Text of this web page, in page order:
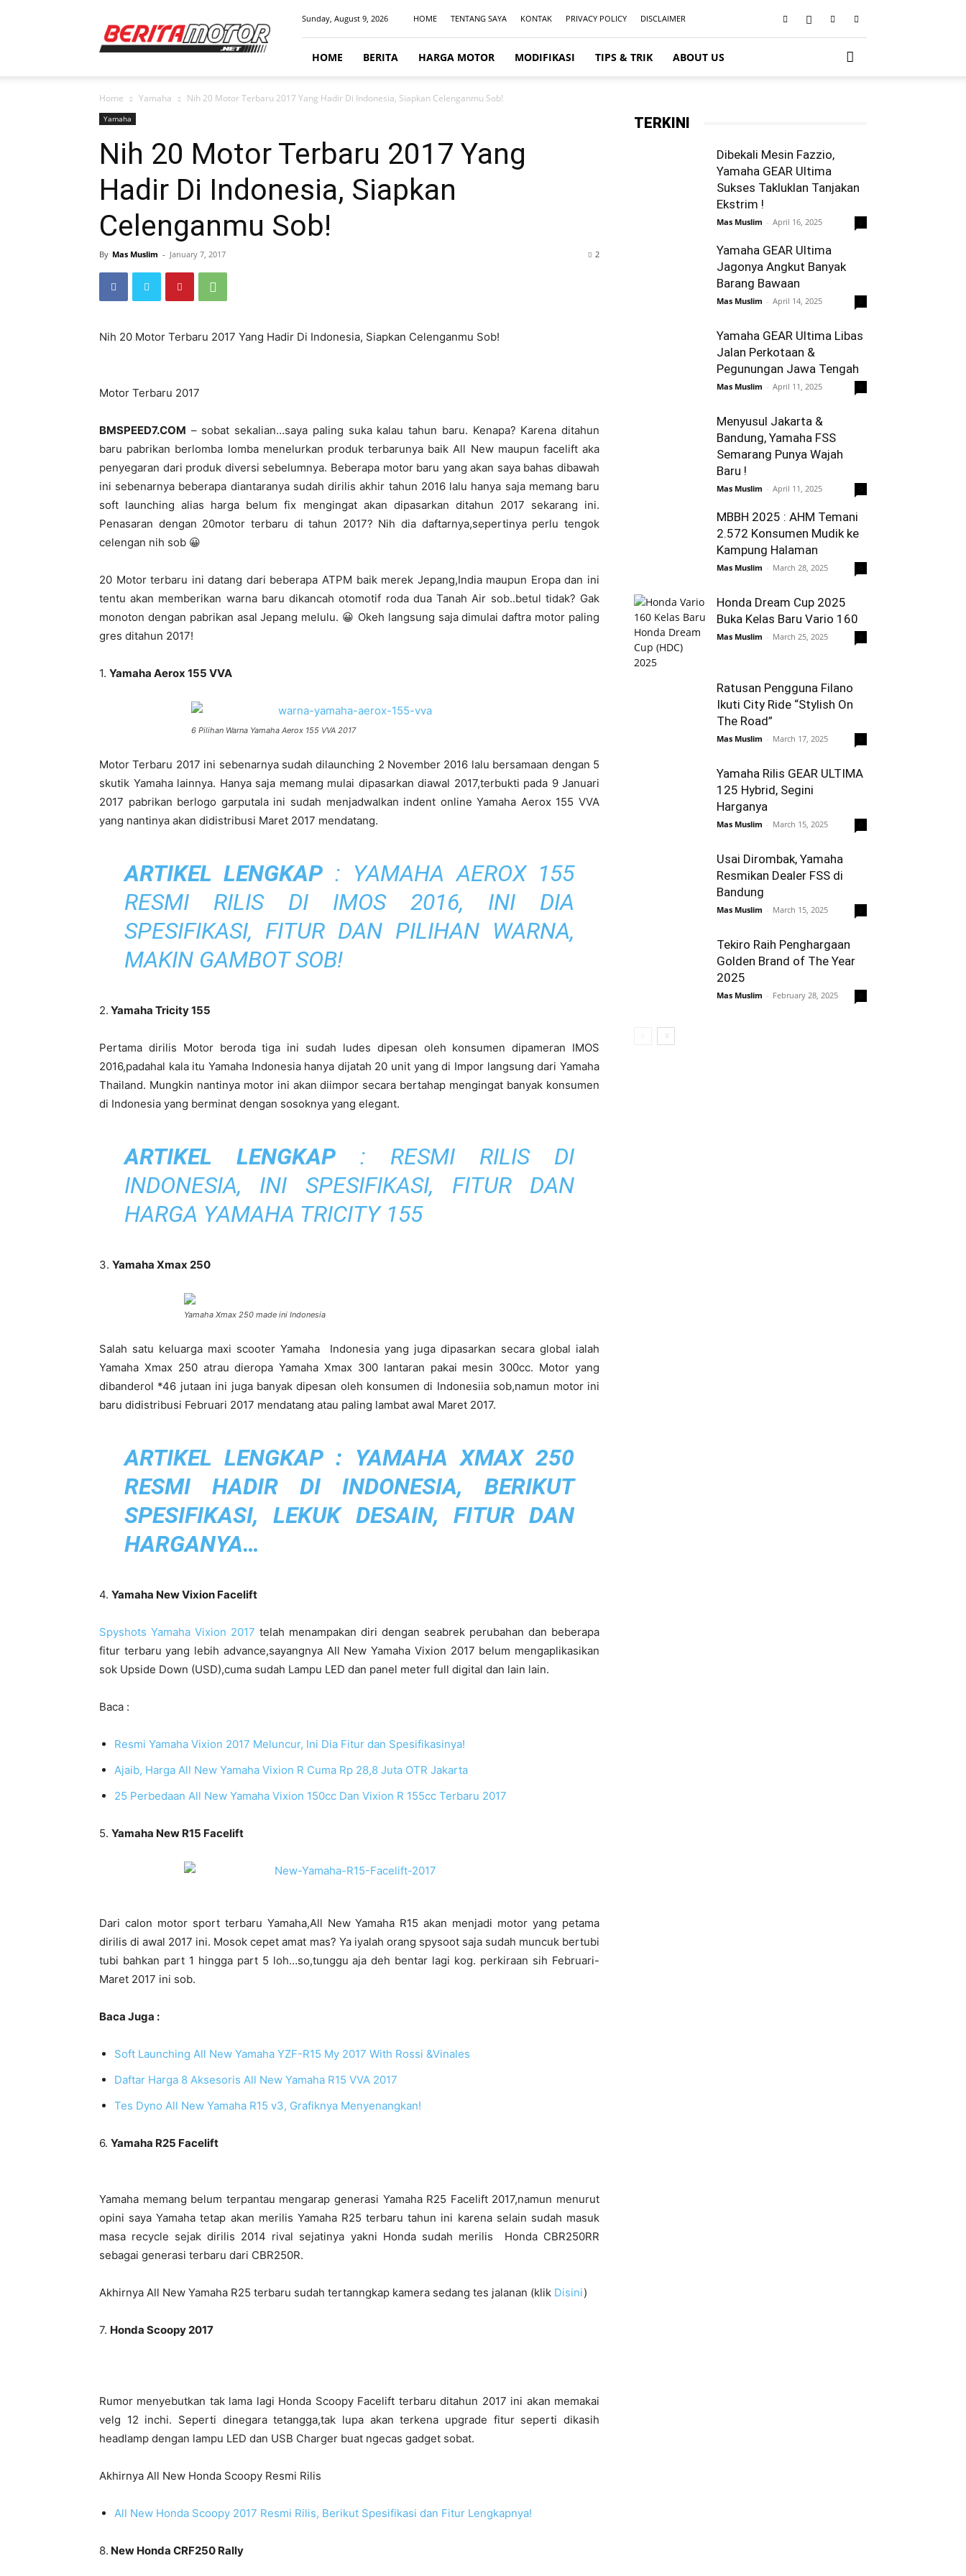
Sunday, August 9, 2026 HOME TENTANG SAYA KONTAK PRIVACY POLICY DISCLAIMER
HOME BERITA HARGA MOTOR MODIFIKASI TIPS & TRIK ABOUT US
Home Yamaha Nih 20 Motor Terbaru 2017 Yang Hadir Di Indonesia, Siapkan Celenganmu Sob!
Yamaha
Nih 20 Motor Terbaru 2017 Yang
Hadir Di Indonesia, Siapkan
Celenganmu Sob!
By Mas Muslim - January 7, 2017 2
Nih 20 Motor Terbaru 2017 Yang Hadir Di Indonesia, Siapkan Celenganmu Sob!
Motor Terbaru 2017
BMSPEED7.COM – sobat sekalian…saya paling suka kalau tahun baru. Kenapa? Karena ditahun
baru pabrikan berlomba lomba menelurkan produk terbarunya baik All New maupun facelift aka
penyegaran dari produk diversi sebelumnya. Beberapa motor baru yang akan saya bahas dibawah
ini sebenarnya beberapa diantaranya sudah dirilis akhir tahun 2016 lalu hanya saja memang baru
soft launching alias harga belum fix mengingat akan dipasarkan ditahun 2017 sekarang ini.
Penasaran dengan 20motor terbaru di tahun 2017? Nih dia daftarnya,sepertinya perlu tengok
celengan nih sob 😀
20 Motor terbaru ini datang dari beberapa ATPM baik merek Jepang,India maupun Eropa dan ini
tentu akan memberikan warna baru dikancah otomotif roda dua Tanah Air sob..betul tidak? Gak
monoton dengan pabrikan asal Jepang melulu. 😀 Okeh langsung saja dimulai daftra motor paling
gres ditahun 2017!
1. Yamaha Aerox 155 VVA
6 Pilihan Warna Yamaha Aerox 155 VVA 2017
Motor Terbaru 2017 ini sebenarnya sudah dilaunching 2 November 2016 lalu bersamaan dengan 5
skutik Yamaha lainnya. Hanya saja memang mulai dipasarkan diawal 2017,terbukti pada 9 Januari
2017 pabrikan berlogo garputala ini sudah menjadwalkan indent online Yamaha Aerox 155 VVA
yang nantinya akan didistribusi Maret 2017 mendatang.
ARTIKEL LENGKAP : YAMAHA AEROX 155
RESMI RILIS DI IMOS 2016, INI DIA
SPESIFIKASI, FITUR DAN PILIHAN WARNA,
MAKIN GAMBOT SOB!
2. Yamaha Tricity 155
Pertama dirilis Motor beroda tiga ini sudah ludes dipesan oleh konsumen dipameran IMOS
2016,padahal kala itu Yamaha Indonesia hanya dijatah 20 unit yang di Impor langsung dari Yamaha
Thailand. Mungkin nantinya motor ini akan diimpor secara bertahap mengingat banyak konsumen
di Indonesia yang berminat dengan sosoknya yang elegant.
ARTIKEL LENGKAP: RESMI RILIS DI
INDONESIA, INI SPESIFIKASI, FITUR DAN
HARGA YAMAHA TRICITY 155
3. Yamaha Xmax 250
Yamaha Xmax 250 made ini Indonesia
Salah satu keluarga maxi scooter Yamaha Indonesia yang juga dipasarkan secara global ialah
Yamaha Xmax 250 atrau dieropa Yamaha Xmax 300 lantaran pakai mesin 300cc. Motor yang
dibanderol *46 jutaan ini juga banyak dipesan oleh konsumen di Indonesiia sob,namun motor ini
baru didistribusi Februari 2017 mendatang atau paling lambat awal Maret 2017.
ARTIKEL LENGKAP : YAMAHA XMAX 250
RESMI HADIR DI INDONESIA, BERIKUT
SPESIFIKASI, LEKUK DESAIN, FITUR DAN
HARGANYA…
4. Yamaha New Vixion Facelift
Spyshots Yamaha Vixion 2017 telah menampakan diri dengan seabrek perubahan dan beberapa
fitur terbaru yang lebih advance,sayangnya All New Yamaha Vixion 2017 belum mengaplikasikan
sok Upside Down (USD),cuma sudah Lampu LED dan panel meter full digital dan lain lain.
Baca :
Resmi Yamaha Vixion 2017 Meluncur, Ini Dia Fitur dan Spesifikasinya!
Ajaib, Harga All New Yamaha Vixion R Cuma Rp 28,8 Juta OTR Jakarta
25 Perbedaan All New Yamaha Vixion 150cc Dan Vixion R 155cc Terbaru 2017
5. Yamaha New R15 Facelift
Dari calon motor sport terbaru Yamaha,All New Yamaha R15 akan menjadi motor yang petama
dirilis di awal 2017 ini. Mosok cepet amat mas? Ya iyalah orang spysoot saja sudah muncuk bertubi
tubi bahkan part 1 hingga part 5 loh…so,tunggu aja deh bentar lagi kog. perkiraan sih Februari-
Maret 2017 ini sob.
Baca Juga :
Soft Launching All New Yamaha YZF-R15 My 2017 With Rossi &Vinales
Daftar Harga 8 Aksesoris All New Yamaha R15 VVA 2017
Tes Dyno All New Yamaha R15 v3, Grafiknya Menyenangkan!
6. Yamaha R25 Facelift
Yamaha memang belum terpantau mengarap generasi Yamaha R25 Facelift 2017,namun menurut
opini saya Yamaha tetap akan merilis Yamaha R25 terbaru tahun ini karena selain sudah masuk
masa recycle sejak dirilis 2014 rival sejatinya yakni Honda sudah merilis Honda CBR250RR
sebagai generasi terbaru dari CBR250R.
Akhirnya All New Yamaha R25 terbaru sudah tertanngkap kamera sedang tes jalanan (klik Disini)
7. Honda Scoopy 2017
Rumor menyebutkan tak lama lagi Honda Scoopy Facelift terbaru ditahun 2017 ini akan memakai
velg 12 inchi. Seperti dinegara tetangga,tak lupa akan terkena upgrade fitur seperti dikasih
headlamp dengan lampu LED dan USB Charger buat ngecas gadget sobat.
Akhirnya All New Honda Scoopy Resmi Rilis
All New Honda Scoopy 2017 Resmi Rilis, Berikut Spesifikasi dan Fitur Lengkapnya!
8. New Honda CRF250 Rally
TERKINI
Dibekali Mesin Fazzio,
Yamaha GEAR Ultima
Sukses Takluklan Tanjakan
Ekstrim !
Mas Muslim - April 16, 2025
Yamaha GEAR Ultima
Jagonya Angkut Banyak
Barang Bawaan
Mas Muslim - April 14, 2025
Yamaha GEAR Ultima Libas
Jalan Perkotaan &
Pegunungan Jawa Tengah
Mas Muslim - April 11, 2025
Menyusul Jakarta &
Bandung, Yamaha FSS
Semarang Punya Wajah
Baru !
Mas Muslim - April 11, 2025
MBBH 2025 : AHM Temani
2.572 Konsumen Mudik ke
Kampung Halaman
Mas Muslim - March 28, 2025
Honda Dream Cup 2025
Buka Kelas Baru Vario 160
Mas Muslim - March 25, 2025
Ratusan Pengguna Filano
Ikuti City Ride “Stylish On
The Road”
Mas Muslim - March 17, 2025
Yamaha Rilis GEAR ULTIMA
125 Hybrid, Segini
Harganya
Mas Muslim - March 15, 2025
Usai Dirombak, Yamaha
Resmikan Dealer FSS di
Bandung
Mas Muslim - March 15, 2025
Tekiro Raih Penghargaan
Golden Brand of The Year
2025
Mas Muslim - February 28, 2025